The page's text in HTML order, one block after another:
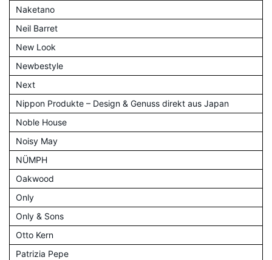
Naketano
Neil Barret
New Look
Newbestyle
Next
Nippon Produkte – Design & Genuss direkt aus Japan
Noble House
Noisy May
NÜMPH
Oakwood
Only
Only & Sons
Otto Kern
Patrizia Pepe